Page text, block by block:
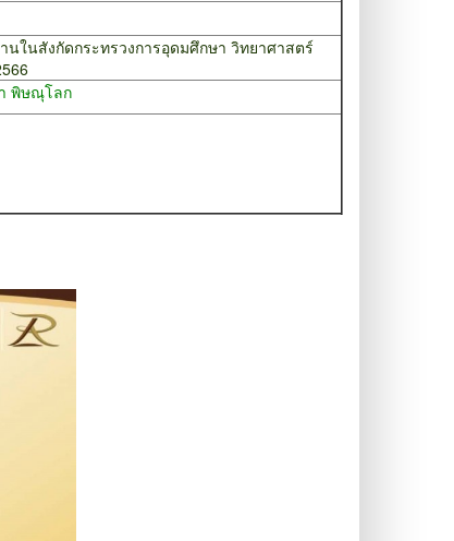
ในสังกัดกระทรวงการอุดมศึกษา วิทยาศาสตร์
พิษณุโลก